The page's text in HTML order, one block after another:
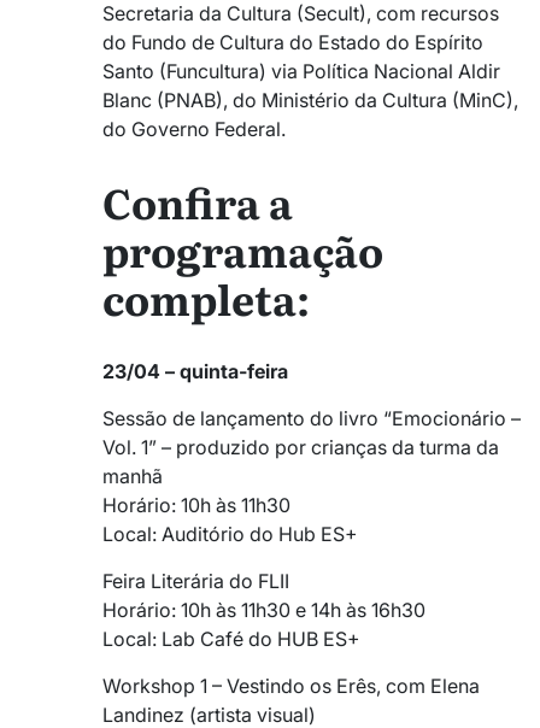
Secretaria da Cultura (Secult), com recursos
do Fundo de Cultura do Estado do Espírito
Santo (Funcultura) via Política Nacional Aldir
Blanc (PNAB), do Ministério da Cultura (MinC),
do Governo Federal.
Confira a
programação
completa:
23/04 – quinta-feira
Sessão de lançamento do livro “Emocionário –
Vol. 1” – produzido por crianças da turma da
manhã
Horário: 10h às 11h30
Local: Auditório do Hub ES+
Feira Literária do FLII
Horário: 10h às 11h30 e 14h às 16h30
Local: Lab Café do HUB ES+
Workshop 1 – Vestindo os Erês, com Elena
Landinez (artista visual)